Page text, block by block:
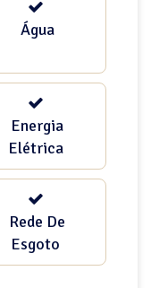
Água
Energia
Elétrica
Rede De
Esgoto